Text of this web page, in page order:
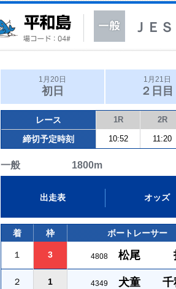
ＪＥ
1月20日
初日
1月21日
２日目
レース 1R 2R
締切予定時刻 10:52 11:20
一般 1800m
出走表 オッズ
着 枠 ボートレーサー
１ 3 4808 松尾
２ 1 4349 犬童 千